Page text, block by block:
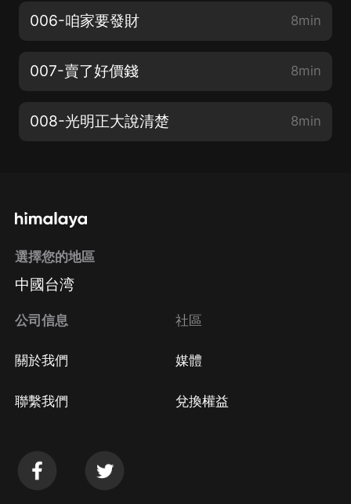
006-咱家要發財 8min
007-賣了好價錢 8min
008-光明正大說清楚 8min
選擇您的地區
中國台湾
公司信息
關於我們
聯繫我們
社區
媒體
兌換權益